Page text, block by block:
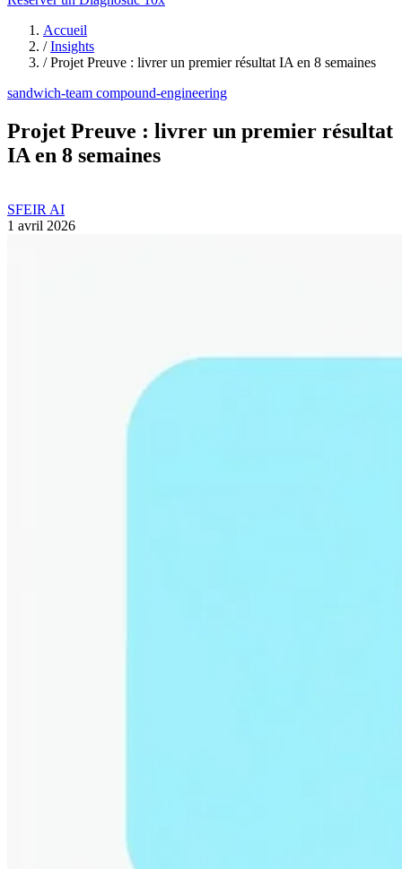
Accueil
/ Insights
/ Projet Preuve : livrer un premier résultat IA en 8 semaines
sandwich-team compound-engineering
Projet Preuve : livrer un premier résultat
IA en 8 semaines
SFEIR AI
1 avril 2026